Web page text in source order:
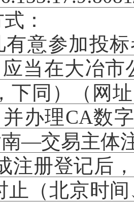
：
有意参加投
应当在大冶
下同）（网
办理CA数
—交易主体
注册登记后
止（北京时